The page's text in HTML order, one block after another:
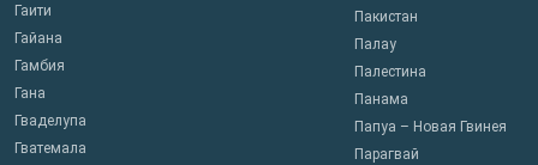
Гаити
Гайана
Гамбия
Гана
Гваделупа
Гватемала
Пакистан
Палау
Палестина
Панама
Папуа – Новая Гвинея
Парагвай